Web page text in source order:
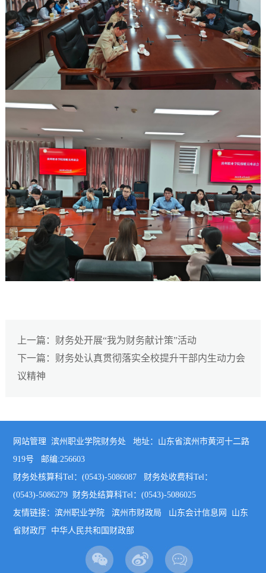
上一篇：财务处开展“我为财务献计策”活动
下一篇：财务处认真贯彻落实全校提升干部内生动力会
议精神
网站管理 滨州职业学院财务处 地址：山东省滨州市黄河十二路
919号 邮编:256603
财务处核算科Tel：(0543)-5086087 财务处收费科Tel：
(0543)-5086279 财务处结算科Tel：(0543)-5086025
友情链接：滨州职业学院 滨州市财政局 山东会计信息网
山东
省财政厅
中华人民共和国财政部